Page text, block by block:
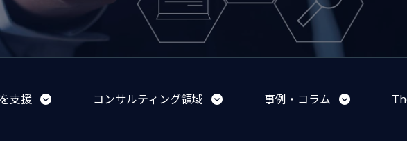
支援 コンサルティング領域 事例・コラム